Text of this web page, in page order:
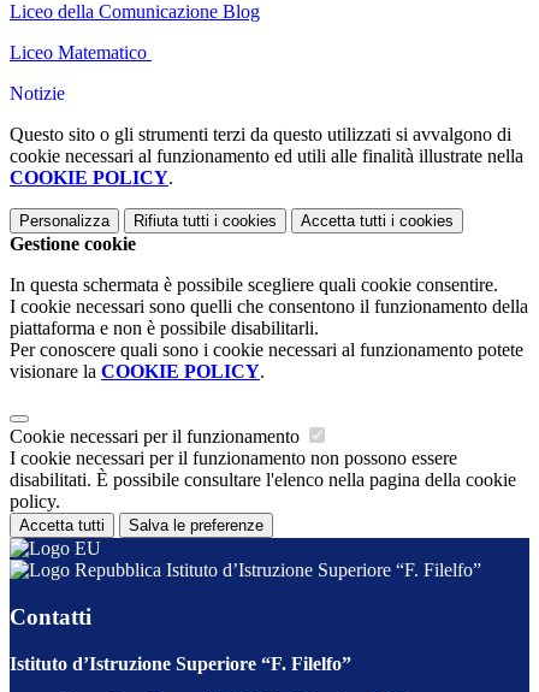
Liceo della Comunicazione Blog
Liceo Matematico
Notizie
Questo sito o gli strumenti terzi da questo utilizzati si avvalgono di
cookie necessari al funzionamento ed utili alle finalità illustrate nella
COOKIE POLICY.
Personalizza Rifiuta tutti i cookies Accetta tutti i cookies
Gestione cookie
In questa schermata è possibile scegliere quali cookie consentire.
I cookie necessari sono quelli che consentono il funzionamento della
piattaforma e non è possibile disabilitarli.
Per conoscere quali sono i cookie necessari al funzionamento potete
visionare la COOKIE POLICY.
Cookie necessari per il funzionamento
I cookie necessari per il funzionamento non possono essere
disabilitati. È possibile consultare l'elenco nella pagina della cookie
policy.
Accetta tutti Salva le preferenze
Istituto d’Istruzione Superiore “F. Filelfo”
Contatti
Istituto d’Istruzione Superiore “F. Filelfo”